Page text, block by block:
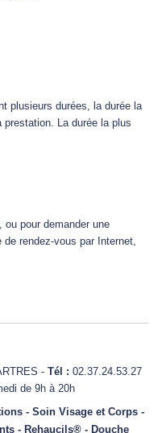
plusieurs durées, la durée la
La durée la plus
ou pour demander une
rendez-vous par Internet,
- Tél : 02.37.24.53.27
de 9h à 20h
- Soin Visage et Corps -
- Rehaucils® - Douche